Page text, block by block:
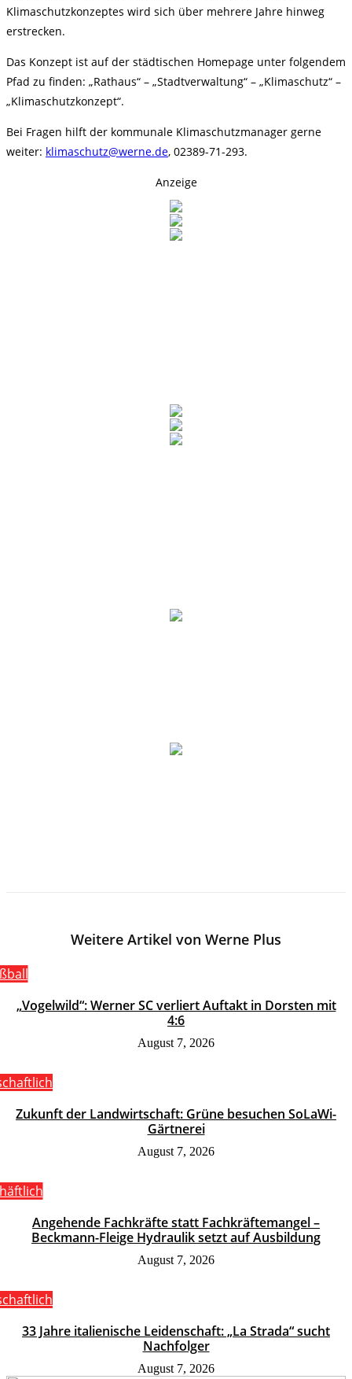
Klimaschutzkonzeptes wird sich über mehrere Jahre hinweg
erstrecken.
Das Konzept ist auf der städtischen Homepage unter folgendem
Pfad zu finden: „Rathaus“ – „Stadtverwaltung“ – „Klimaschutz“ –
„Klimaschutzkonzept“.
Bei Fragen hilft der kommunale Klimaschutzmanager gerne
weiter: klimaschutz@werne.de, 02389-71-293.
Anzeige
Weitere Artikel von Werne Plus
„Vogelwild“: Werner SC verliert Auftakt in Dorsten mit
4:6
August 7, 2026
Zukunft der Landwirtschaft: Grüne besuchen SoLaWi-
Gärtnerei
August 7, 2026
Angehende Fachkräfte statt Fachkräftemangel –
Beckmann-Fleige Hydraulik setzt auf Ausbildung
August 7, 2026
33 Jahre italienische Leidenschaft: „La Strada“ sucht
Nachfolger
August 7, 2026